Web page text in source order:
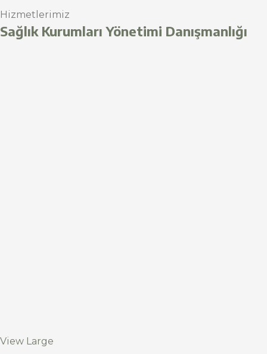
Hizmetlerimiz
Sağlık Kurumları Yönetimi Danışmanlığı
View Large